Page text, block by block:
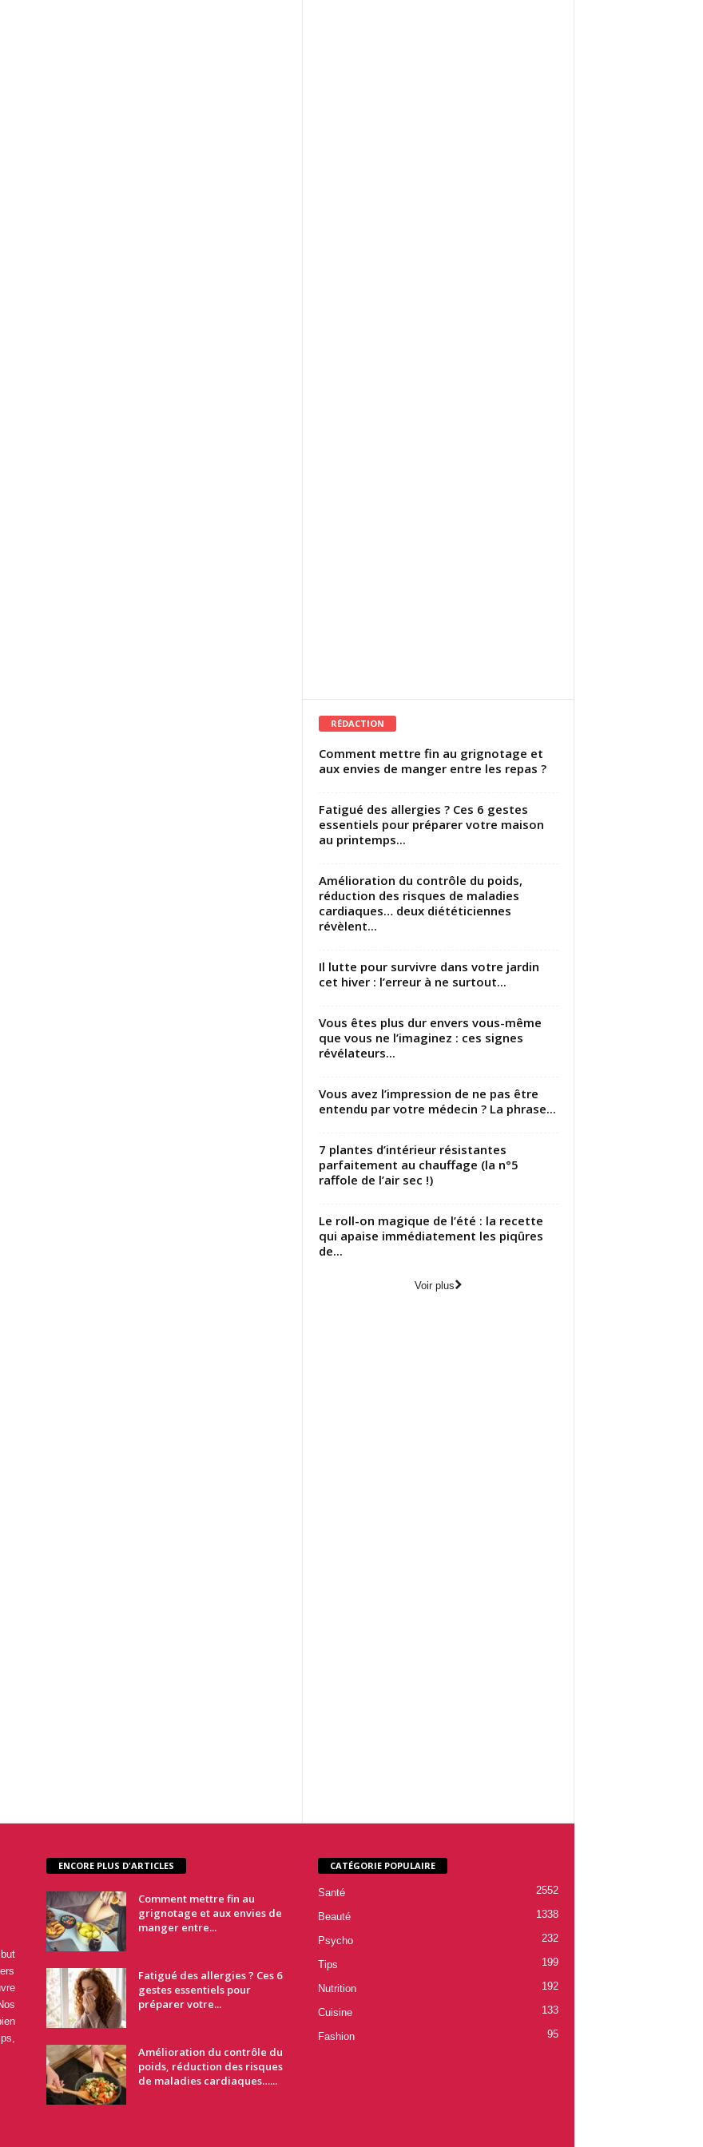
RÉDACTION
Comment mettre fin au grignotage et
aux envies de manger entre les repas ?
Fatigué des allergies ? Ces 6 gestes
essentiels pour préparer votre maison
au printemps...
Amélioration du contrôle du poids,
réduction des risques de maladies
cardiaques… deux diététiciennes
révèlent...
Il lutte pour survivre dans votre jardin
cet hiver : l’erreur à ne surtout...
Vous êtes plus dur envers vous-même
que vous ne l’imaginez : ces signes
révélateurs...
Vous avez l’impression de ne pas être
entendu par votre médecin ? La phrase...
7 plantes d’intérieur résistantes
parfaitement au chauffage (la n°5
raffole de l’air sec !)
Le roll-on magique de l’été : la recette
qui apaise immédiatement les piqûres
de...
Voir plus
ENCORE PLUS D'ARTICLES
Comment mettre fin au
grignotage et aux envies de
manger entre...
Fatigué des allergies ? Ces 6
gestes essentiels pour
préparer votre...
Amélioration du contrôle du
poids, réduction des risques
de maladies cardiaques…...
CATÉGORIE POPULAIRE
Santé 2552
Beauté 1338
Psycho 232
Tips 199
Nutrition 192
Cuisine 133
Fashion 95